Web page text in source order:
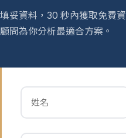
填妥資料，30 秒內獲取免費
顧問為你分析最適合方案。